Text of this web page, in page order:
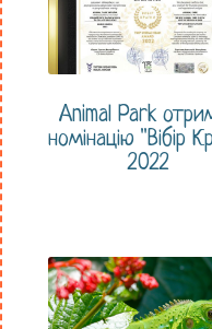
Animal Park
номінацію "Вібір
2022